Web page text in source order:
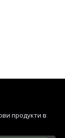
продукти в